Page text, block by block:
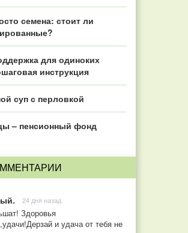
семена: стоит ли
для одиноких
инструкция
суп с перловкой
– пенсионный фонд
24 дня назад
Здоровья
и удача от тебя не